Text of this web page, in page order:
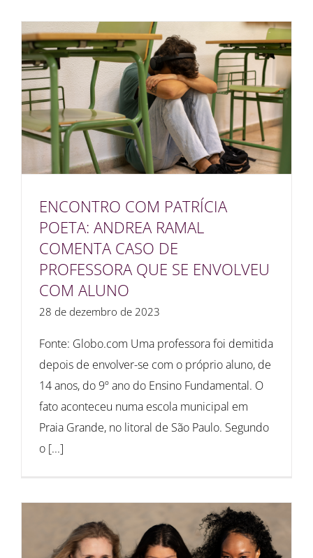
ENCONTRO COM PATRÍCIA
POETA: ANDREA RAMAL
COMENTA CASO DE
PROFESSORA QUE SE ENVOLVEU
COM ALUNO
28 de dezembro de 2023
Fonte: Globo.com Uma professora foi demitida
depois de envolver-se com o próprio aluno, de
14 anos, do 9º ano do Ensino Fundamental. O
fato aconteceu numa escola municipal em
Praia Grande, no litoral de São Paulo. Segundo
o [...]